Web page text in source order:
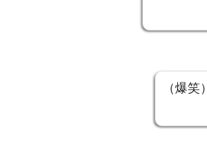
（爆笑）